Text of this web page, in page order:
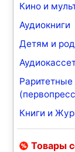
Кино и
Аудиокниги
Детям и
Раритетные
Книги и
Товары